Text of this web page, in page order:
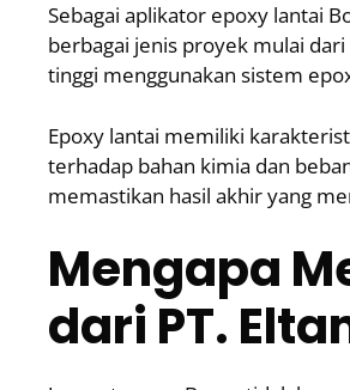
Sebagai aplikator epoxy lantai
berbagai jenis proyek mulai
tinggi menggunakan sistem
Epoxy lantai memiliki
terhadap bahan kimia dan
memastikan hasil akhir yang
Mengapa
dari PT.